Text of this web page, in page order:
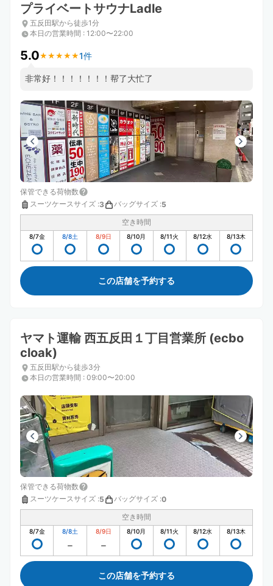
プライベートサウナLadle
五反田駅から徒歩1分
本日の営業時間 : 12:00〜22:00
5.0★ ★ ★ ★ ★
★ ★ ★ ★ ★1件
非常好！！！！！！！帮了大忙了
保管できる荷物数
スーツケースサイズ :3 バッグサイズ :5
空き時間
8/7金 8/8土 8/9日 8/10月 8/11火 8/12水 8/13木
この店舗を予約する
ヤマト運輸 西五反田１丁目営業所 (ecbo
cloak)
五反田駅から徒歩3分
本日の営業時間 : 09:00〜20:00
保管できる荷物数
スーツケースサイズ :5 バッグサイズ :0
空き時間
8/7金 8/8土 8/9日 8/10月 8/11火 8/12水 8/13木
この店舗を予約する